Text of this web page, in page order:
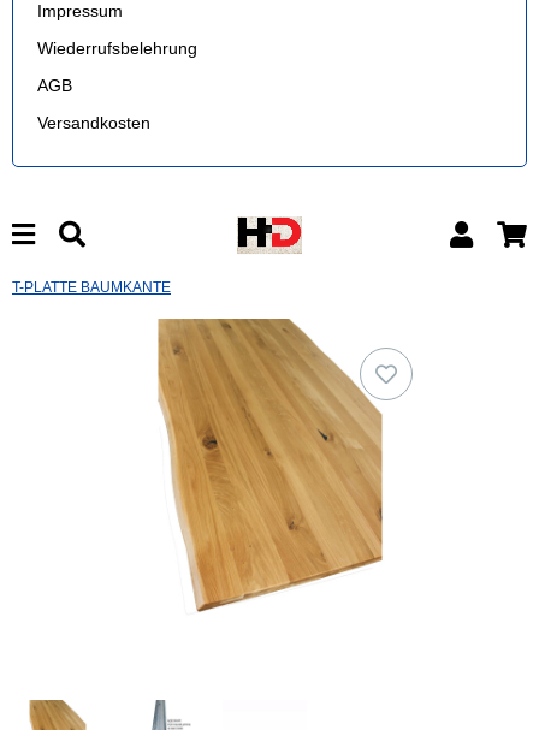
Impressum
Wiederrufsbelehrung
AGB
Versandkosten
T-PLATTE BAUMKANTE